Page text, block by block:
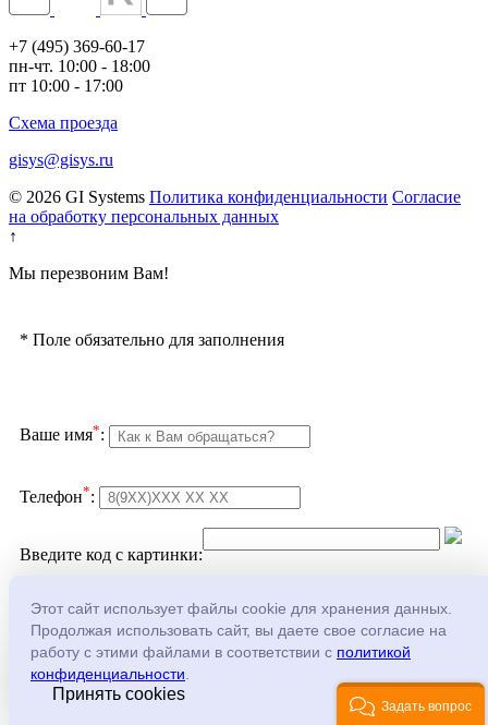
+7 (495) 369-60-17
пн-чт. 10:00 - 18:00
пт 10:00 - 17:00
Схема проезда
gisys@gisys.ru
© 2026 GI Systems Политика конфиденциальности Согласие
на обработку персональных данных
Этот сайт использует файлы cookie для хранения данных.
Продолжая использовать сайт, вы даете свое согласие на
работу с этими файлами в соответствии с политикой
конфиденциальности
Принять cookies
↑
Мы перезвоним Вам!
* Поле обязательно для заполнения
Ваше имя*:
Телефон*:
Введите код с картинки:
конфеденциальностииобработкой персональных
данных
Задать вопрос